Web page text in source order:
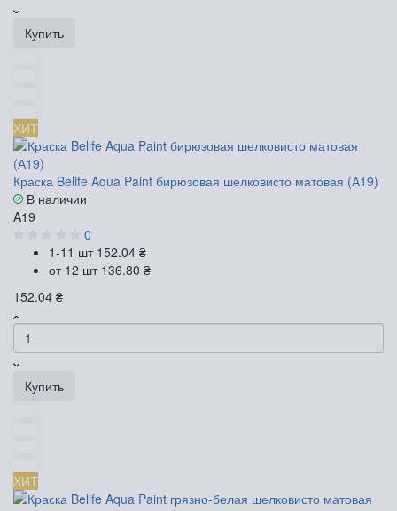
Купить
ХИТ
Краска Belife Aqua Paint бирюзовая шелковисто матовая (А19)
В наличии
A19
0
1-11 шт 152.04 ₴
от 12 шт 136.80 ₴
152.04 ₴
Купить
ХИТ